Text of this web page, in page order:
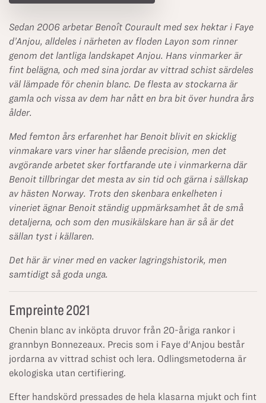
Sedan 2006 arbetar Benoît Courault med sex hektar i Faye
d’Anjou, alldeles i närheten av floden Layon som rinner
genom det lantliga landskapet Anjou. Hans vinmarker är
fint belägna, och med sina jordar av vittrad schist särdeles
väl lämpade för chenin blanc. De flesta av stockarna är
gamla och vissa av dem har nått en bra bit över hundra års
ålder.
Med femton års erfarenhet har Benoit blivit en skicklig
vinmakare vars viner har slående precision, men det
avgörande arbetet sker fortfarande ute i vinmarkerna där
Benoit tillbringar det mesta av sin tid och gärna i sällskap
av hästen Norway. Trots den skenbara enkelheten i
vineriet ägnar Benoit ständig uppmärksamhet åt de små
detaljerna, och som den musikälskare han är så är det
sällan tyst i källaren.
Det här är viner med en vacker lagringshistorik, men
samtidigt så goda unga.
Empreinte 2021
Chenin blanc av inköpta druvor från 20-åriga rankor i
grannbyn Bonnezeaux. Precis som i Faye d'Anjou består
jordarna av vittrad schist och lera. Odlingsmetoderna är
ekologiska utan certifiering.
Efter handskörd pressades de hela klasarna mjukt och fint